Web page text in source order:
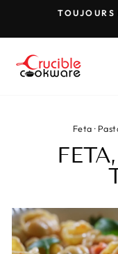
contenu
Feta ·